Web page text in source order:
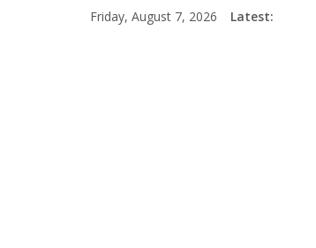
Friday, August 7, 2026 Latest: